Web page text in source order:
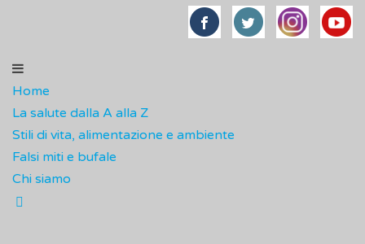
Home
La salute dalla A alla Z
Stili di vita, alimentazione e ambiente
Falsi miti e bufale
Chi siamo